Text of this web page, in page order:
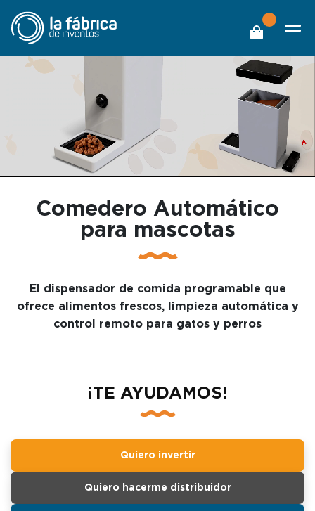
Comedero Automático
para mascotas
El dispensador de comida programable que
ofrece alimentos frescos, limpieza automática y
control remoto para gatos y perros
¡TE AYUDAMOS!
Quiero invertir
Quiero hacerme distribuidor